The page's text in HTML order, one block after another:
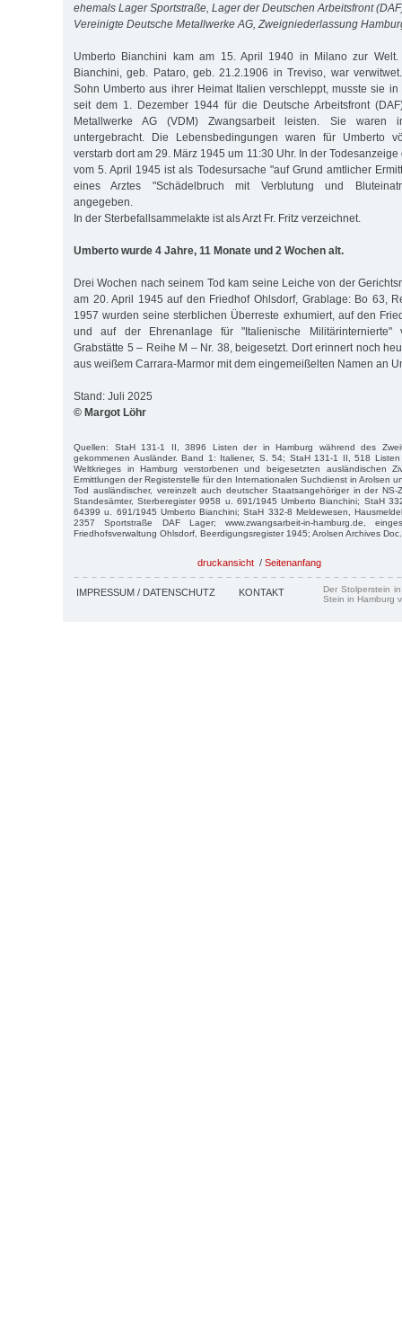
ehemals Lager Sportstraße, Lager der Deutschen Arbeitsfront
Vereinigte Deutsche Metallwerke AG, Zweigniederlassung
Umberto Bianchini kam am 15. April 1940 in Milano zur Welt.
Bianchini, geb. Pataro, geb. 21.2.1906 in Treviso, war
Sohn Umberto aus ihrer Heimat Italien verschleppt, musste sie in
seit dem 1. Dezember 1944 für die Deutsche Arbeitsfront
Metallwerke AG (VDM) Zwangsarbeit leisten. Sie waren
untergebracht. Die Lebensbedingungen waren für Umberto
verstarb dort am 29. März 1945 um 11:30 Uhr. In der
vom 5. April 1945 ist als Todesursache "auf Grund amtlicher
eines Arztes "Schädelbruch mit Verblutung und
angegeben.
In der Sterbefallsammelakte ist als Arzt Fr. Fritz verzeichnet.
Umberto wurde 4 Jahre, 11 Monate und 2 Wochen alt.
Drei Wochen nach seinem Tod kam seine Leiche von der
am 20. April 1945 auf den Friedhof Ohlsdorf, Grablage: Bo 63,
1957 wurden seine sterblichen Überreste exhumiert, auf den
und auf der Ehrenanlage für "Italienische Militärinternierte"
Grabstätte 5 – Reihe M – Nr. 38, beigesetzt. Dort erinnert noch
aus weißem Carrara-Marmor mit dem eingemeißelten Namen an
Stand: Juli 2025
© Margot Löhr
Quellen: StaH 131-1 II, 3896 Listen der in Hamburg während des
gekommenen Ausländer. Band 1: Italiener, S. 54; StaH 131-1 II, 518
Weltkrieges in Hamburg verstorbenen und beigesetzten ausländischen
Ermittlungen der Registerstelle für den Internationalen Suchdienst in Arolsen
Tod ausländischer, vereinzelt auch deutscher Staatsangehöriger in der
Standesämter, Sterberegister 9958 u. 691/1945 Umberto Bianchini; StaH
64399 u. 691/1945 Umberto Bianchini; StaH 332-8 Meldewesen,
2357 Sportstraße DAF Lager; www.zwangsarbeit-in-hamburg.de,
Friedhofsverwaltung Ohlsdorf, Beerdigungsregister 1945; Arolsen Archives
druckansicht / Seitenanfang
IMPRESSUM / DATENSCHUTZ KONTAKT
Der Stolperstein
Stein in Hamburg